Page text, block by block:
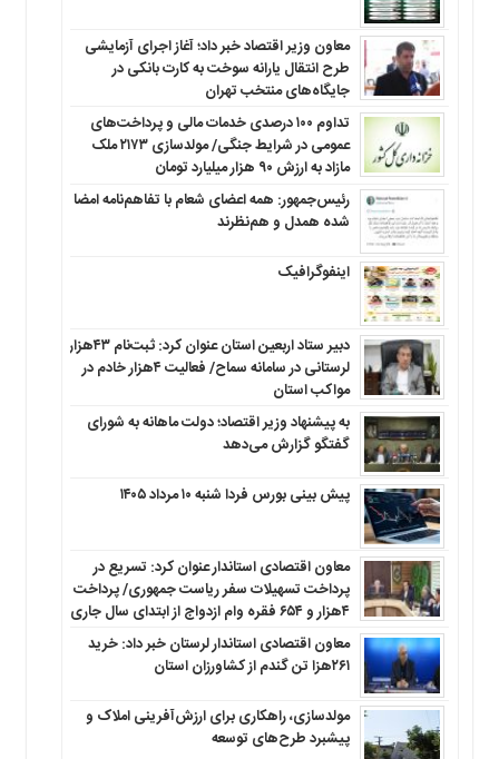
معاون وزیر اقتصاد خبر داد؛ آغاز اجرای آزمایشی
طرح انتقال یارانه سوخت به کارت بانکی در
جایگاه‌های منتخب تهران
تداوم ۱۰۰ درصدی خدمات مالی و پرداخت‌های
عمومی در شرایط جنگی/ مولدسازی ۲۱۷۳ ملک
مازاد به ارزش ۹۰ هزار میلیارد تومان
رئیس‌جمهور: همه اعضای شعام با تفاهم‌نامه امضا
شده همدل و هم‌نظرند
اینفوگرافیک
دبیر ستاد اربعین استان عنوان کرد: ثبت‌نام ۴۳هزار
لرستانی در سامانه سماح/ فعالیت ۴هزار خادم در
مواکب استان
به پیشنهاد وزیر اقتصاد؛ دولت ماهانه به شورای
گفتگو گزارش می‌دهد
پیش بینی بورس فردا شنبه ۱۰ مرداد ۱۴۰۵
معاون اقتصادی استاندار عنوان کرد: تسریع در
پرداخت تسهیلات سفر ریاست جمهوری/ پرداخت
۴هزار و ۶۵۴ فقره وام ازدواج از ابتدای سال جاری
معاون اقتصادی استاندار لرستان خبر داد: خرید
۲۶۱هزا تن گندم از کشاورزان استان
مولدسازی، راهکاری برای ارزش‌آفرینی املاک و
پیشبرد طرح‌های توسعه